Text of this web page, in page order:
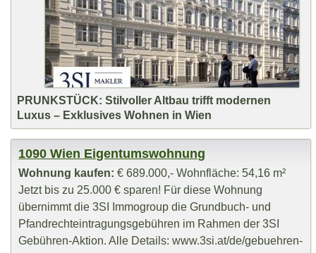
PRUNKSTÜCK: Stilvoller Altbau trifft modernen
Luxus – Exklusives Wohnen in Wien
1090 Wien Eigentumswohnung
Wohnung kaufen: € 689.000,- Wohnfläche: 54,16 m²
Jetzt bis zu 25.000 € sparen! Für diese Wohnung
übernimmt die 3SI Immogroup die Grundbuch- und
Pfandrechteintragungsgebühren im Rahmen der 3SI
Gebühren-Aktion. Alle Details: www.3si.at/de/gebuehren-